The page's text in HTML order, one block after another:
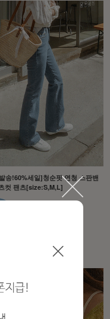
송!60%세일]청순핏 연청 스판밴
컷 팬츠[size:S,M,L]
4계절 내내 사랑받는 연청]